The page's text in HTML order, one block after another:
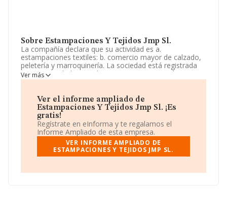
Sobre Estampaciones Y Tejidos Jmp Sl.
La compañía declara que su actividad es a.
estampaciones textiles: b. comercio mayor de calzado,
peletería y marroquinería. La sociedad está registrada
como Sociedad Limitada. Su CNAE corresponde a 1330
con código 'Acabado de textiles'. La sociedad es
La plantilla permanece igual y según las cifras existentes
en la base de datos de INFORMA, el número de
empleados ha estado por encima de la media de sector.
Dentro del ranking de empresas elaborado por
INFORMA, atendiendo a los niveles de facturación,
podemos decir de la compañía que: la compañía ha
125 al 119. En el ranking de sectores las siguientes
Ver más
Ver el informe ampliado de
Estampaciones Y Tejidos Jmp Sl. ¡Es
gratis!
Regístrate en eInforma y te regalamos el
Informe Ampliado de esta empresa.
VER INFORME AMPLIADO DE
ESTAMPACIONES Y TEJIDOS JMP SL.